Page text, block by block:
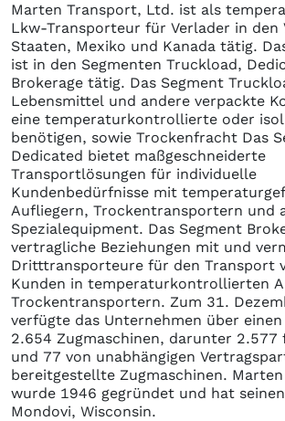
Marten Transport, Ltd. ist als
Lkw-Transporteur für Verlader in den
Staaten, Mexiko und Kanada tätig.
ist in den Segmenten Truckload,
Brokerage tätig. Das Segment
Lebensmittel und andere verpackte
eine temperaturkontrollierte oder
benötigen, sowie Trockenfracht Das
Dedicated bietet maßgeschneiderte
Transportlösungen für individuelle
Kundenbedürfnisse mit
Aufliegern, Trockentransportern und
Spezialequipment. Das Segment
vertragliche Beziehungen mit und
Dritttransporteure für den Transport
Kunden in temperaturkontrollierten
Trockentransportern. Zum 31.
verfügte das Unternehmen über
2.654 Zugmaschinen, darunter 2.577
und 77 von unabhängigen
bereitgestellte Zugmaschinen.
wurde 1946 gegründet und hat
Mondovi, Wisconsin.